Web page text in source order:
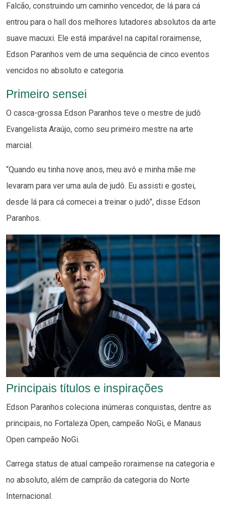
Falcão, construindo um caminho vencedor, de lá para cá
entrou para o hall dos melhores lutadores absolutos da arte
suave macuxi. Ele está imparável na capital roraimense,
Edson Paranhos vem de uma sequência de cinco eventos
vencidos no absoluto e categoria.
Primeiro sensei
O casca-grossa Edson Paranhos teve o mestre de judô
Evangelista Araújo, como seu primeiro mestre na arte
marcial.
“Quando eu tinha nove anos, meu avô e minha mãe me
levaram para ver uma aula de judô. Eu assisti e gostei,
desde lá para cá comecei a treinar o judô”, disse Edson
Paranhos.
Principais títulos e inspirações
Edson Paranhos coleciona inúmeras conquistas, dentre as
principais, no Fortaleza Open, campeão NoGi, e Manaus
Open campeão NoGi.
Carrega status de atual campeão roraimense na categoria e
no absoluto, além de camprão da categoria do Norte
Internacional.